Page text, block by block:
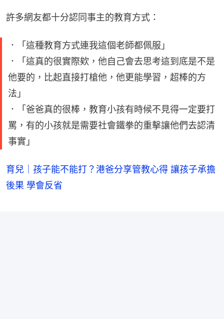
許多網友都十分認同事主的教育方式：
．「這種教育方式連我這個老師都佩服」
．「這真的很實際欸，他自己會去思考這到底是不是
他要的，比起直接打槍他，他更能學習，超棒的方
法」
．「爸爸真的很棒，教育小孩有時候不見得一定要打
罵，有的小孩就是需要社會鐵拳的重擊讓他們去認清
事實」
育兒｜孩子能不能打？港爸分享管教心得 讓孩子承擔
後果 學會反省